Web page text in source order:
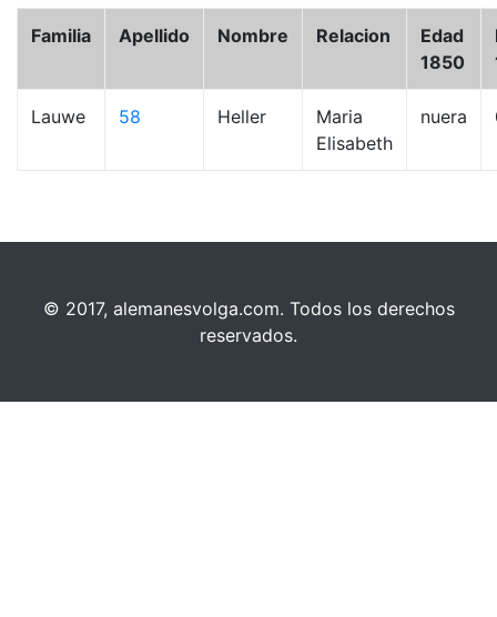
Familia Apellido Nombre Relacion
Edad
1850
Lauwe 58 Heller
Maria
Elisabeth
nuera
© 2017, alemanesvolga.com. Todos los derechos
reservados.